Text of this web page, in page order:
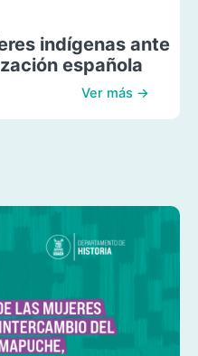
indígenas ante
española
Ver más →